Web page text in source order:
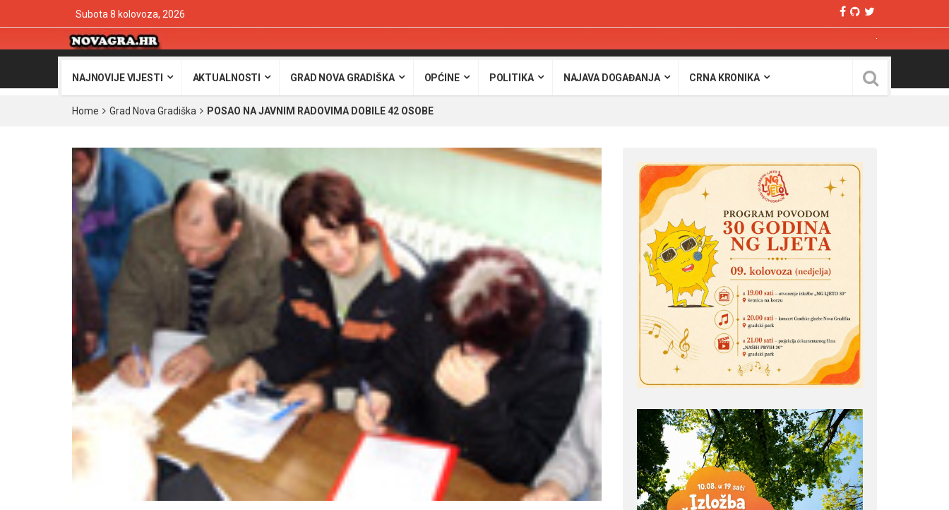
Subota 8 kolovoza, 2026
NAJNOVIJE VIJESTI AKTUALNOSTI GRAD NOVA GRADIŠKA OPĆINE POLITIKA NAJAVA DOGAĐANJA CRNA KRONIKA
Home Grad Nova Gradiška POSAO NA JAVNIM RADOVIMA DOBILE 42 OSOBE